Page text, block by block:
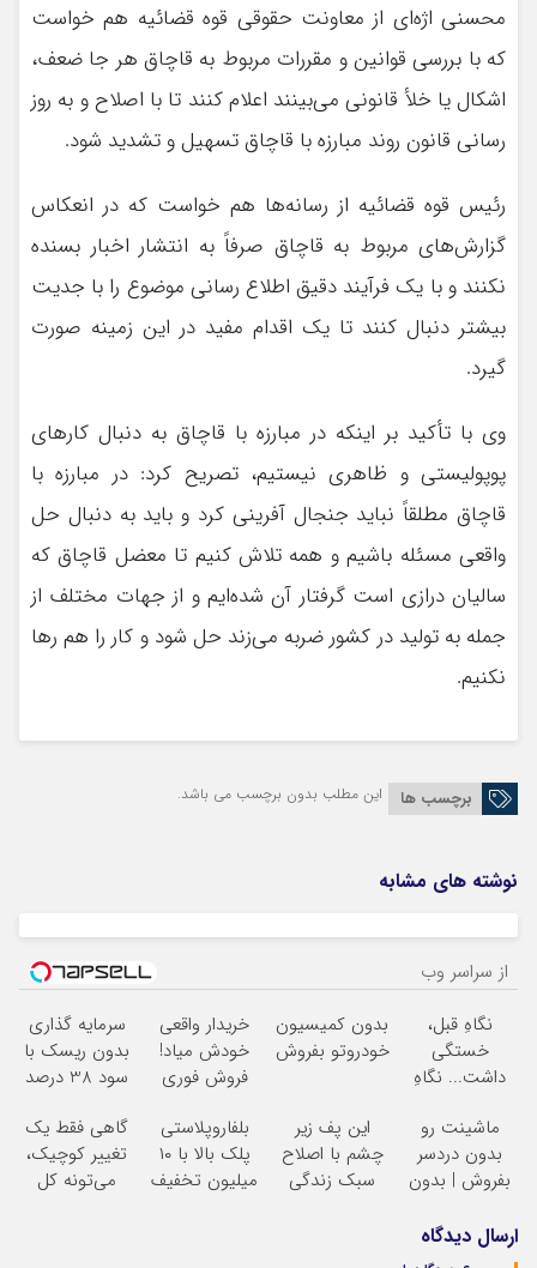
محسنی اژه‌ای از معاونت حقوقی قوه قضائیه هم خواست
که با بررسی قوانین و مقررات مربوط به قاچاق هر جا ضعف،
اشکال یا خلأ قانونی می‌بینند اعلام کنند تا با اصلاح و به روز
رسانی قانون روند مبارزه با قاچاق تسهیل و تشدید شود.
رئیس قوه قضائیه از رسانه‌ها هم خواست که در انعکاس
گزارش‌های مربوط به قاچاق صرفاً به انتشار اخبار بسنده
نکنند و با یک فرآیند دقیق اطلاع رسانی موضوع را با جدیت
بیشتر دنبال کنند تا یک اقدام مفید در این زمینه صورت
گیرد.
وی با تأکید بر اینکه در مبارزه با قاچاق به دنبال کارهای
پوپولیستی و ظاهری نیستیم، تصریح کرد: در مبارزه با
قاچاق مطلقاً نباید جنجال آفرینی کرد و باید به دنبال حل
واقعی مسئله باشیم و همه تلاش کنیم تا معضل قاچاق که
سالیان درازی است گرفتار آن شده‌ایم و از جهات مختلف از
جمله به تولید در کشور ضربه می‌زند حل شود و کار را هم رها
نکنیم.
برچسب ها این مطلب بدون برچسب می باشد.
نوشته های مشابه
از سراسر وب
نگاهِ قبل،
خستگی
داشت... نگاهِ
بلفا با 25%
تخفیف
بدون کمیسیون
خودروتو بفروش
خریدار واقعی
خودش میاد!
فروش فوری
مکانیک
سرمایه گذاری
بدون ریسک با
سود 38 درصد
ماشینت رو
بدون دردسر
بفروش | بدون
این پف زیر
چشم با اصلاح
سبک زندگی
بلفاروپلاستی
پلک بالا با ۱۰
میلیون تخفیف
گاهی فقط یک
تغییر کوچیک،
می‌تونه کل
ارسال دیدگاه